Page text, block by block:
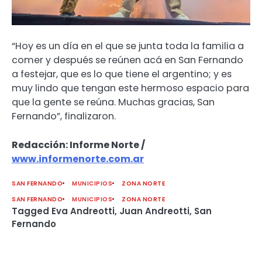
“Hoy es un día en el que se junta toda la familia a
comer y después se reúnen acá en San Fernando
a festejar, que es lo que tiene el argentino; y es
muy lindo que tengan este hermoso espacio para
que la gente se reúna. Muchas gracias, San
Fernando”, finalizaron.
Redacción: Informe Norte /
www.informenorte.com.ar
SAN FERNANDO MUNICIPIOS
ZONA NORTE
SAN FERNANDO
MUNICIPIOS ZONA NORTE
Tagged Eva Andreotti, Juan Andreotti, San
Fernando